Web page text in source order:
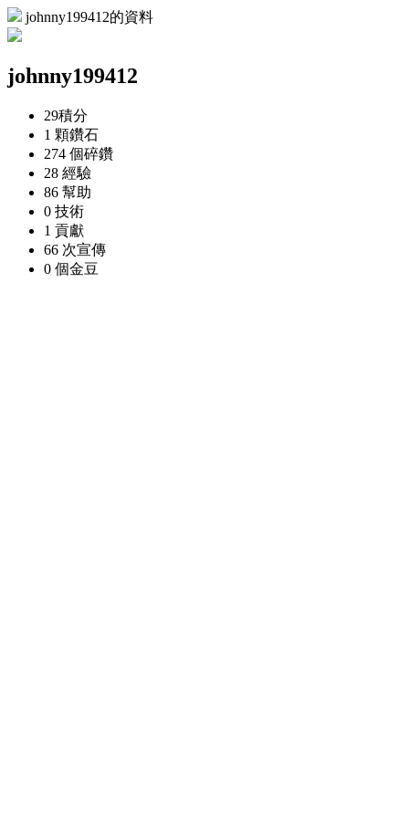
johnny199412的資料
johnny199412
29積分
1 顆鑽石
274 個碎鑽
28 經驗
86 幫助
0 技術
1 貢獻
66 次宣傳
0 個金豆